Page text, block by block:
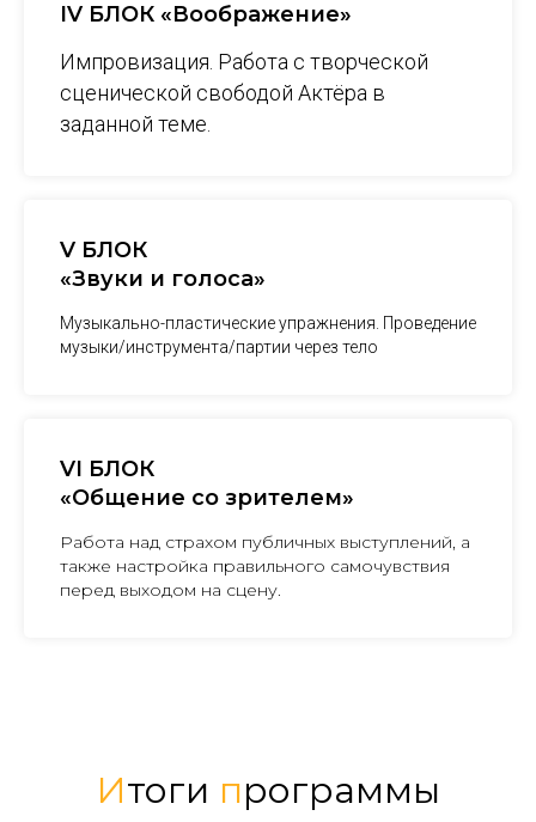
IV БЛОК «Воображение»
Импровизация. Работа с творческой
сценической свободой Актёра в
заданной теме.
V БЛОК
«Звуки и голоса»
Музыкально-пластические упражнения. Проведение
музыки/инструмента/партии через тело
VI БЛОК
«Общение со зрителем»
Работа над страхом публичных выступлений, а
также настройка правильного самочувствия
перед выходом на сцену.
Итоги программы